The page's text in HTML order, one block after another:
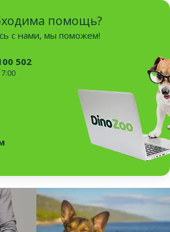
помощь?
с нами, мы поможем!
502